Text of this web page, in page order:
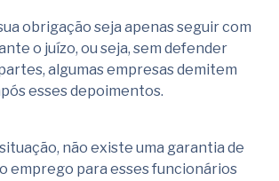
obrigação seja apenas seguir com
o juízo, ou seja, sem defender
algumas empresas demitem
esses depoimentos.
não existe uma garantia de
emprego para esses funcionários